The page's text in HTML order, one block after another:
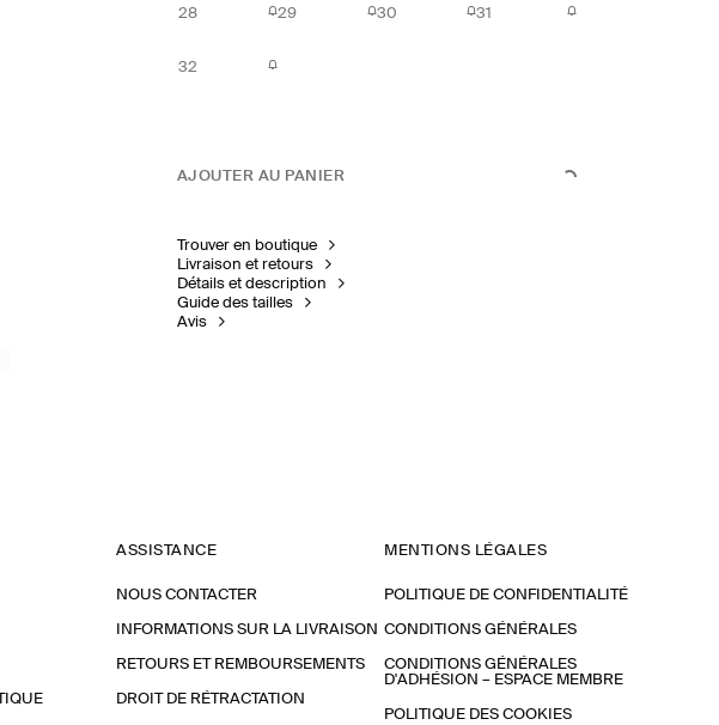
28 29 30 31
32
AJOUTER AU PANIER
Trouver en boutique
Livraison et retours
Détails et description
Guide des tailles
Avis
ASSISTANCE
NOUS CONTACTER
INFORMATIONS SUR LA LIVRAISON
RETOURS ET REMBOURSEMENTS
DROIT DE RÉTRACTATION
MENTIONS LÉGALES
POLITIQUE DE CONFIDENTIALITÉ
CONDITIONS GÉNÉRALES
CONDITIONS GÉNÉRALES
D'ADHÉSION – ESPACE MEMBRE
POLITIQUE DES COOKIES